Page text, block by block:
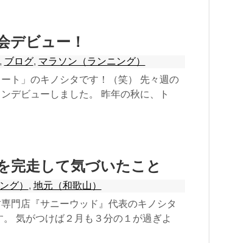
デビュー！
, ブログ, マラソン（ランニング）
ト」のキノシタです！（笑） 先々週の
デビューしました。 昨年の秋に、ト
完走して気づいたこと
グ） , 地元（和歌山）
門店『サニーウッド』代表のキノシタ
気がつけば２月も３分の１が過ぎよ